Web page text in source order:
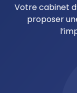
Votre cabinet
proposer